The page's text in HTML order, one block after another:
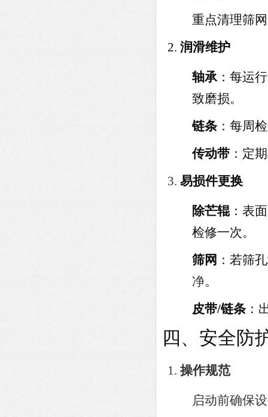
重点清理筛
润滑维护
轴承：每运
致磨损。
链条 ：每周
传动带 ：定
易损件更换
除芒辊：表
检修一次。
筛网 ：若筛
净。
皮带/链条 ：
四、安全防
操作规范
启动前确保